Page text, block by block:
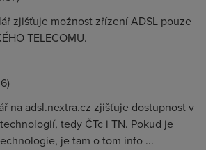
zjišťuje možnost zřízení ADSL pouze
TELECOMU.
na adsl.nextra.cz zjišťuje dostupnost v
tedy ČTc i TN. Pokud je
je tam o tom info ...